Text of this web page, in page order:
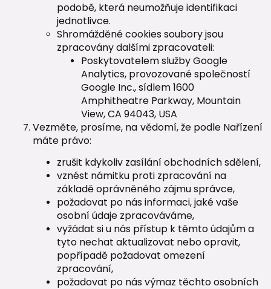
podobě, která neumožňuje identifikaci
jednotlivce.
Shromážděné cookies soubory jsou
zpracovány dalšími zpracovateli:
Poskytovatelem služby Google
Analytics, provozované společností
Google Inc., sídlem 1600
Amphitheatre Parkway, Mountain
View, CA 94043, USA
Vezměte, prosíme, na vědomí, že podle Nařízení
máte právo:
zrušit kdykoliv zasílání obchodních sdělení,
vznést námitku proti zpracování na
základě oprávněného zájmu správce,
požadovat po nás informaci, jaké vaše
osobní údaje zpracováváme,
vyžádat si u nás přístup k těmto údajům a
tyto nechat aktualizovat nebo opravit,
popřípadě požadovat omezení
zpracování,
požadovat po nás výmaz těchto osobních